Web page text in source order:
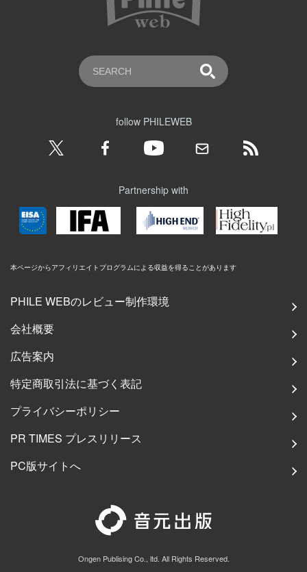
follow PHILEWEB
Partnership with
本ページからアフィリエイトプログラムによる収益を得ることがあります
PHILE WEBのレビュー制作環境
会社概要
広告案内
特定商取引法に基づく表記
プライバシーポリシー
PR TIMES プレスリリース
PC版サイトへ
Ongen Publising Co., ltd. All Rights Reserved.